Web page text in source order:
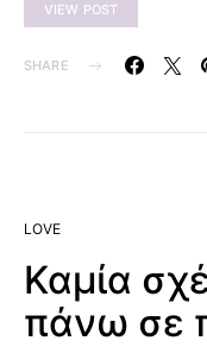
VIEW POST
SHARE
LOVE
Καμία
πάνω σε